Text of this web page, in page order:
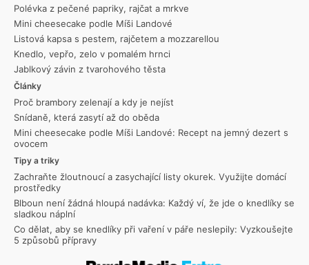
Polévka z pečené papriky, rajčat a mrkve
Mini cheesecake podle Míši Landové
Listová kapsa s pestem, rajčetem a mozzarellou
Knedlo, vepřo, zelo v pomalém hrnci
Jablkový závin z tvarohového těsta
Články
Proč brambory zelenají a kdy je nejíst
Snídaně, která zasytí až do oběda
Mini cheesecake podle Míši Landové: Recept na jemný dezert s
ovocem
Tipy a triky
Zachraňte žloutnoucí a zasychající listy okurek. Využijte domácí
prostředky
Blboun není žádná hloupá nadávka: Každý ví, že jde o knedlíky se
sladkou náplní
Co dělat, aby se knedlíky při vaření v páře neslepily: Vyzkoušejte
5 způsobů přípravy